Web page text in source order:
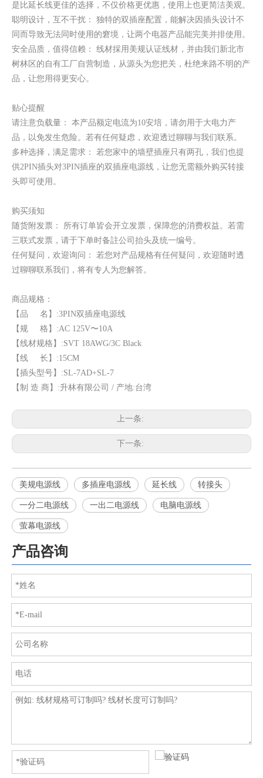
美规电源线 米老鼠头母插 NEMA 5-15
是比延长线更佳的选择，不仅价格更优惠，使用上也更简洁美观。
聪明设计，互不干扰： 独特的双插座配置，能解决因插头设计不
同而导致无法同时使用的窘境，让两个电器产品能完美并排使用。
安全品质，值得信赖： 线材採用美规认证线材，并由我们新北市
树林区的自有工厂自营制造，从源头为您把关，杜绝来路不明的产
品，让您用得更安心。
贴心提醒
请注意负载量： 本产品额定电流为10安培，请勿用于大电力产
品，以免发生危险。若有任何疑虑，欢迎透过聊聊与我们联系。
多种选择，满足需求： 若您家中的墙壁插座只有两孔，我们也提
供2PIN插头对3PIN插座的双插座电源线，让您无需额外购买转接
头即可使用。
购买须知
随货附发票： 所有订单皆会开立发票，保障您的消费权益。若需
三联式发票，请于下单时备註公司抬头及统一编号。
任何疑问，欢迎询问： 若您对产品规格有任何疑问，欢迎随时透
过聊聊联系我们，将有专人为您解答。
商品规格：
【品 名】:3PIN双插座电源线
【规 格】:AC 125V〜10A
【线材规格】:SVT 18AWG/3C Black
【线 长】:15CM
【插头型号】:SL-7AD+SL-7
【制 造 商】:升林有限公司 / 产地:台湾
上一条:
下一条:
美规电源线 多插座电源线 延长线 转接头
一分二电源线 一出二电源线 电脑电源线
萤幕电源线
产品咨询